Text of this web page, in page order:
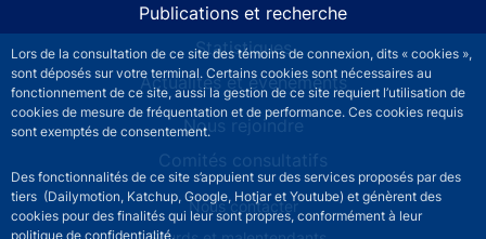
Lors de la consultation de ce site des témoins de connexion, dits « cookies »,
sont déposés sur votre terminal. Certains cookies sont nécessaires au
fonctionnement de ce site, aussi la gestion de ce site requiert l’utilisation de
cookies de mesure de fréquentation et de performance. Ces cookies requis
sont exemptés de consentement.
Des fonctionnalités de ce site s’appuient sur des services proposés par des
tiers (Dailymotion, Katchup, Google, Hotjar et Youtube) et génèrent des
cookies pour des finalités qui leur sont propres, conformément à leur
politique de confidentialité.
Publications et recherche
Statistiques
Actualités et événements
Nous rejoindre
Comités consultatifs
Footer secondary menuNous contacter